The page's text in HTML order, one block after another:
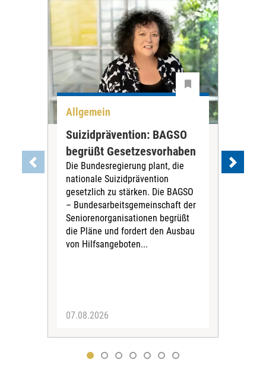
Allgemein
Suizidprävention: BAGSO
begrüßt Gesetzesvorhaben
Die Bundesregierung plant, die
nationale Suizidprävention
gesetzlich zu stärken. Die BAGSO
– Bundesarbeitsgemeinschaft der
Seniorenorganisationen begrüßt
die Pläne und fordert den Ausbau
von Hilfsangeboten...
07.08.2026